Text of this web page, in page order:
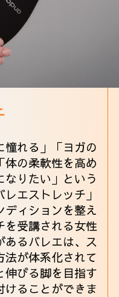
憧れる」「ヨガの
体の柔軟性を高め
りたい」という
エストレッチ」
ディションを整え
を受講される女性
あるバレエは、ス
法が体系化されて
伸びる脚を目指す
けることができま